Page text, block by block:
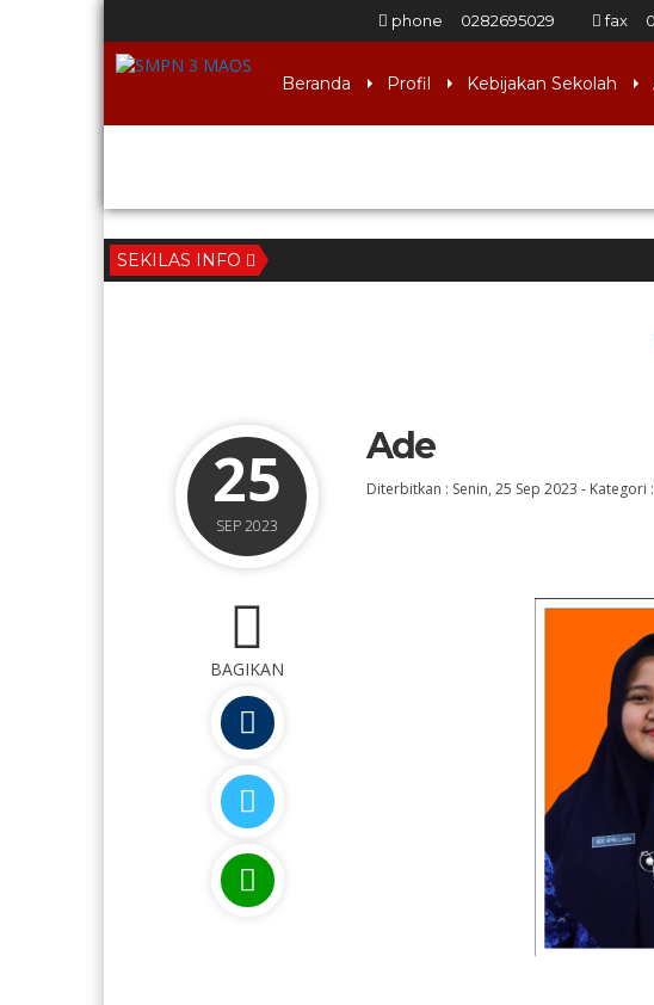
phone 0282695029 fax
Beranda Profil Kebijakan Sekolah
SEKILAS INFO
25
SEP 2023
Ade
Diterbitkan : Senin, 25 Sep 2023 - Kategori :
BAGIKAN